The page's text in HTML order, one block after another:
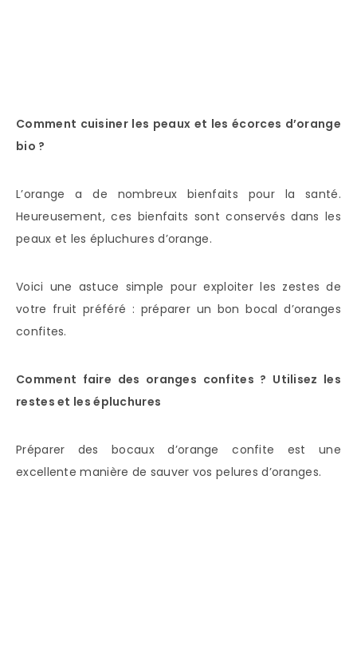
Comment cuisiner les peaux et les écorces d’orange
bio ?
L’orange a de nombreux bienfaits pour la santé.
Heureusement, ces bienfaits sont conservés dans les
peaux et les épluchures d’orange.
Voici une astuce simple pour exploiter les zestes de
votre fruit préféré : préparer un bon bocal d’oranges
confites.
Comment faire des oranges confites ? Utilisez les
restes et les épluchures
Préparer des bocaux d’orange confite est une
excellente manière de sauver vos pelures d’oranges.